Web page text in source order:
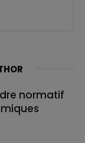
normatif